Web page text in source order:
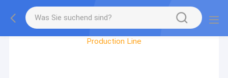
Factory Tour
Production Line